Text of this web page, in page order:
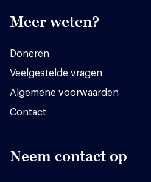
Meer weten?
Doneren
Veelgestelde vragen
Algemene voorwaarden
Contact
Neem contact op